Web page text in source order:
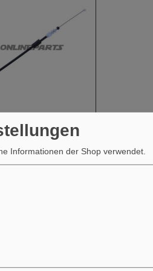
KAUFEN
Informationen der Shop verwendet.